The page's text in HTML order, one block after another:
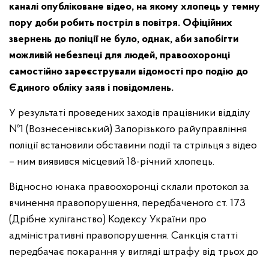
каналі опубліковане відео, на якому хлопець у темну
пору доби робить постріл в повітря. Офіційних
звернень до поліції не було, однак, аби запобігти
можливій небезпеці для людей, правоохоронці
самостійно зареєстрували відомості про подію до
Єдиного обліку заяв і повідомлень.
У результаті проведених заходів працівники відділу
№1 (Вознесенівський) Запорізького райуправління
поліції встановили обставини події та стрільця з відео
– ним виявився місцевий 18-річний хлопець.
Відносно юнака правоохоронці склали протокол за
вчинення правопорушення, передбаченого ст. 173
(Дрібне хуліганство) Кодексу України про
адміністративні правопорушення. Санкція статті
передбачає покарання у вигляді штрафу від трьох до